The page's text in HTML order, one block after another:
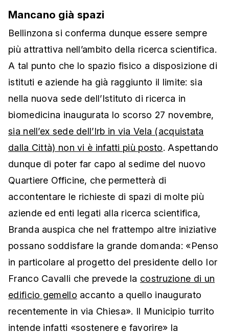
Mancano già spazi
Bellinzona si conferma dunque essere sempre
più attrattiva nell’ambito della ricerca scientifica.
A tal punto che lo spazio fisico a disposizione di
istituti e aziende ha già raggiunto il limite: sia
nella nuova sede dell’Istituto di ricerca in
biomedicina inaugurata lo scorso 27 novembre,
sia nell’ex sede dell’Irb in via Vela (acquistata
dalla Città) non vi è infatti più posto. Aspettando
dunque di poter far capo al sedime del nuovo
Quartiere Officine, che permetterà di
accontentare le richieste di spazi di molte più
aziende ed enti legati alla ricerca scientifica,
Branda auspica che nel frattempo altre iniziative
possano soddisfare la grande domanda: «Penso
in particolare al progetto del presidente dello Ior
Franco Cavalli che prevede la costruzione di un
edificio gemello accanto a quello inaugurato
recentemente in via Chiesa». Il Municipio turrito
intende infatti «sostenere e favorire» la